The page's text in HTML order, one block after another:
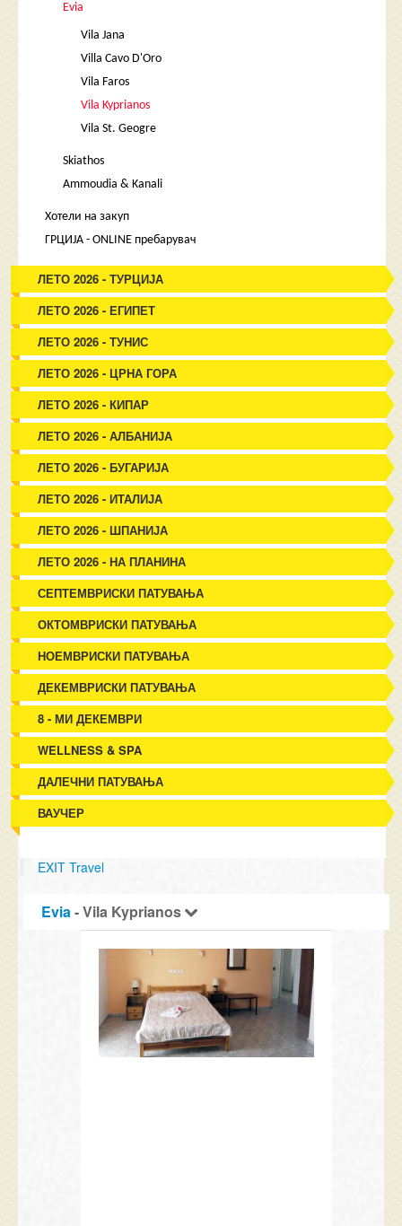
Evia
Vila Jana
Villa Cavo D'Oro
Vila Faros
Vila Kyprianos
Vila St. Geogre
Skiathos
Ammoudia & Kanali
Хотели на закуп
ГРЦИЈА - ONLINE пребарувач
ЛЕТО 2026 - ТУРЦИЈА
ЛЕТО 2026 - ЕГИПЕТ
ЛЕТО 2026 - ТУНИС
ЛЕТО 2026 - ЦРНА ГОРА
ЛЕТО 2026 - КИПАР
ЛЕТО 2026 - АЛБАНИЈА
ЛЕТО 2026 - БУГАРИЈА
ЛЕТО 2026 - ИТАЛИЈА
ЛЕТО 2026 - ШПАНИЈА
ЛЕТО 2026 - НА ПЛАНИНА
СЕПТЕМВРИСКИ ПАТУВАЊА
ОКТОМВРИСКИ ПАТУВАЊА
НОЕМВРИСКИ ПАТУВАЊА
ДЕКЕМВРИСКИ ПАТУВАЊА
8 - МИ ДЕКЕМВРИ
WELLNESS & SPA
ДАЛЕЧНИ ПАТУВАЊА
ВАУЧЕР
EXIT Travel
Evia- Vila Kyprianos